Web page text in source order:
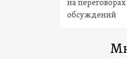
на
обсуждений